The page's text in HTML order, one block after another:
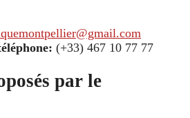
(+33) 467 10 77 77
par le